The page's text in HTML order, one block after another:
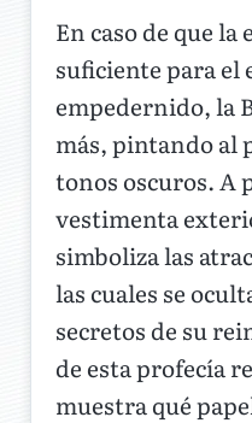
En caso de que la
suficiente para el
empedernido, la
más, pintando al
tonos oscuros. A
vestimenta
simboliza las
las cuales se
secretos de su
de esta profecía
muestra qué